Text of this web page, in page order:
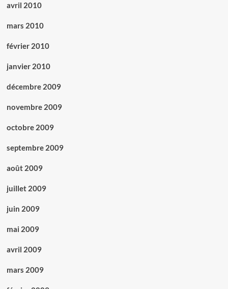
avril 2010
mars 2010
février 2010
janvier 2010
décembre 2009
novembre 2009
octobre 2009
septembre 2009
août 2009
juillet 2009
juin 2009
mai 2009
avril 2009
mars 2009